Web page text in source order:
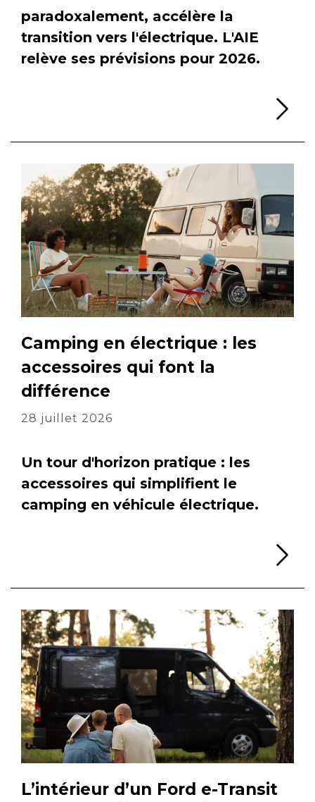
paradoxalement, accélère la
transition vers l'électrique. L'AIE
relève ses prévisions pour 2026.
Camping en électrique : les
accessoires qui font la
différence
28 juillet 2026
Un tour d'horizon pratique : les
accessoires qui simplifient le
camping en véhicule électrique.
L’intérieur d’un Ford e-Transit